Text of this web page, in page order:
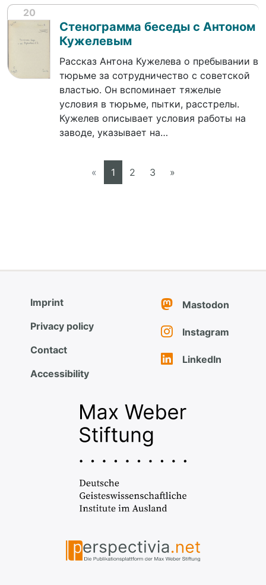
20
Стенограмма беседы с Антоном
Кужелевым
Рассказ Антона Кужелева о пребывании в
тюрьме за сотрудничество с советской
властью. Он вспоминает тяжелые
условия в тюрьме, пытки, расстрелы.
Кужелев описывает условия работы на
заводе, указывает на…
« 1 2 3 »
Imprint
Privacy policy
Contact
Accessibility
Mastodon
Instagram
LinkedIn